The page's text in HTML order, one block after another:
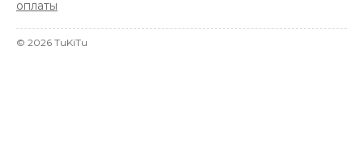
оплаты
© 2026 TuKiTu